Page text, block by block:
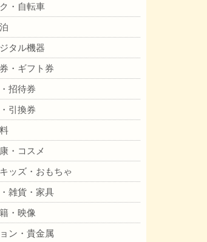
・自転車
タル機器
・ギフト券
招待券
引換券
・コスメ
ッズ・おもちゃ
雑貨・家具
・映像
ン・貴金属